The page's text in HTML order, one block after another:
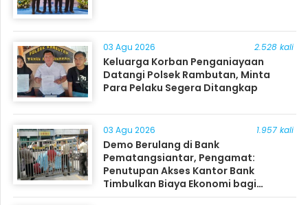
03 Agu 2026 2.528 kali
Keluarga Korban Penganiayaan
Datangi Polsek Rambutan, Minta
Para Pelaku Segera Ditangkap
03 Agu 2026 1.957 kali
Demo Berulang di Bank
Pematangsiantar, Pengamat:
Penutupan Akses Kantor Bank
Timbulkan Biaya Ekonomi bagi
Masyarakat